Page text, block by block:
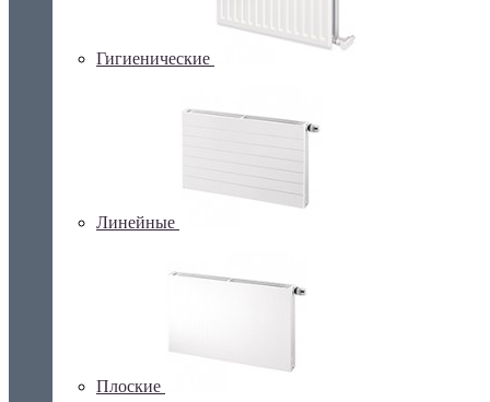
Гигиенические
Линейные
Плоские